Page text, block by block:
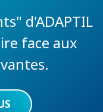
d'ADAPTIL
face aux